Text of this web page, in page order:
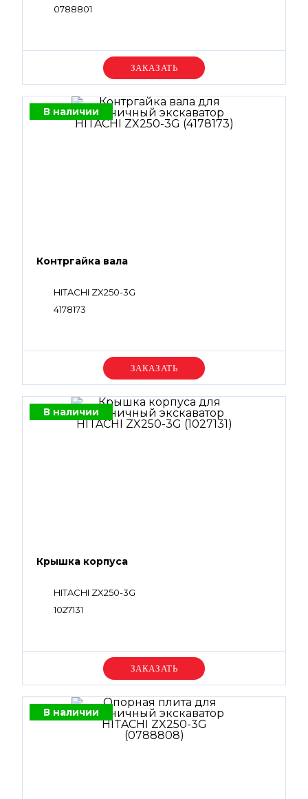
0788801
Уточняйте цену
В наличии
Контргайка вала
HITACHI ZX250-3G
4178173
Уточняйте цену
В наличии
Крышка корпуса
HITACHI ZX250-3G
1027131
Уточняйте цену
В наличии